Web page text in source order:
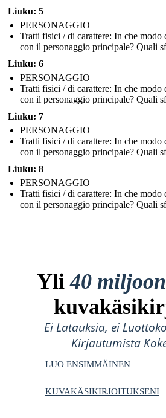
Liuku: 5
PERSONAGGIO
Tratti fisici / di carattere: In che modo
con il personaggio principale? Quali
Liuku: 6
PERSONAGGIO
Tratti fisici / di carattere: In che modo
con il personaggio principale? Quali
Liuku: 7
PERSONAGGIO
Tratti fisici / di carattere: In che modo
con il personaggio principale? Quali
Liuku: 8
PERSONAGGIO
Tratti fisici / di carattere: In che modo
con il personaggio principale? Quali
Yli40
Ei Latauksia, ei
Kirjautumista
LUO ENSIMMÄINEN
KUVAKÄSIKIRJOITUKSENI